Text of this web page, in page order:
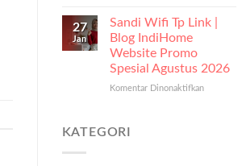
Website
2026
Adalah
IndiHome
Website
27
Jan
Sandi Wifi Tp Link |
Blog IndiHome
Website Promo
Spesial Agustus 2026
Komentar Dinonaktifkanpada
KATEGORI